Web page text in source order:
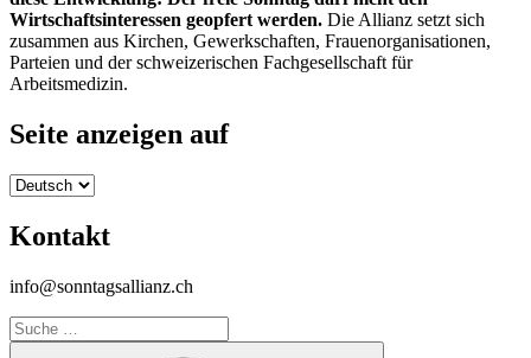
Wirtschaftsinteressen geopfert werden. Die Allianz setzt sich
zusammen aus Kirchen, Gewerkschaften, Frauenorganisationen,
Parteien und der schweizerischen Fachgesellschaft für
Arbeitsmedizin.
Seite anzeigen auf
Seite
auf
Kontakt
info@sonntagsallianz.ch
Suche
nach: